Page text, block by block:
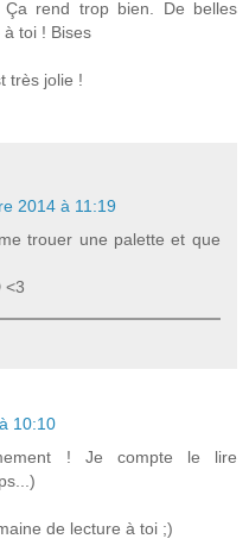
rend trop bien. De belles
toi ! Bises
très jolie !
2014 à 11:19
trouer une palette et que
<3
10:10
! Je compte le lire
de lecture à toi ;)